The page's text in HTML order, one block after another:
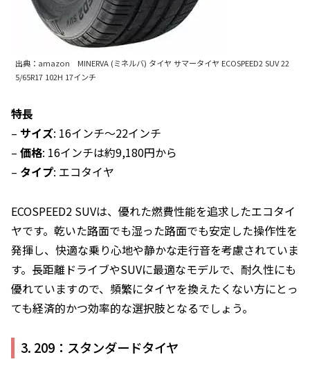
出典：amazon MINERVA (ミネルバ) タイヤ サマータイヤ ECOSPEED2 SUV 22
5/65R17 102H 17インチ
特長
– サイズ: 16インチ〜22インチ
– 価格: 16インチは約9,180円から
– タイプ: エコタイヤ
ECOSPEED2 SUVは、優れた燃費性能を追求したエコタイ
ヤです。乾いた路面でも湿った路面でも安定した操作性を
発揮し、快適な乗り心地や静かな走行音を考慮されていま
す。長距離ドライブやSUVに最適なモデルで、耐久性にも
優れていますので、頻繁にタイヤを換えたくない方にとっ
ても経済的かつ効率的な選択肢となるでしょう。
3. 209：スタンダードタイヤ